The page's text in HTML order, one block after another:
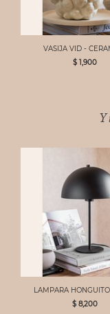
VASIJA VID -
$ 1,900
Y
LAMPARA
$ 8,200